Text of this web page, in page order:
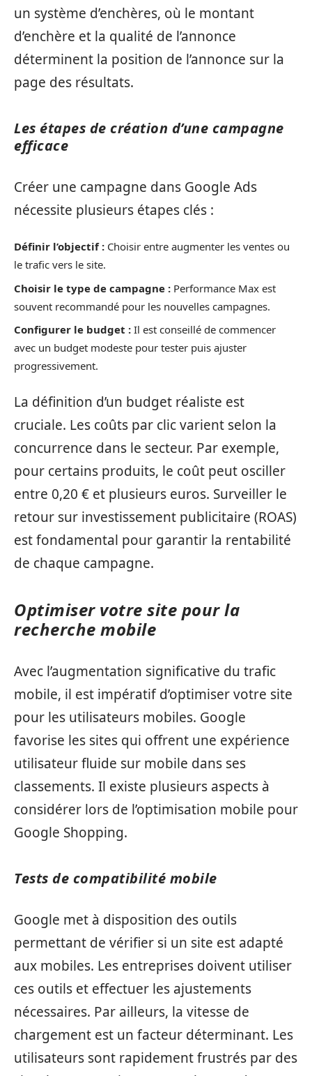
un système d’enchères, où le montant
d’enchère et la qualité de l’annonce
déterminent la position de l’annonce sur la
page des résultats.
Les étapes de création d’une campagne
efficace
Créer une campagne dans Google Ads
nécessite plusieurs étapes clés :
Définir l’objectif : Choisir entre augmenter les ventes ou
le trafic vers le site.
Choisir le type de campagne : Performance Max est
souvent recommandé pour les nouvelles campagnes.
Configurer le budget : Il est conseillé de commencer
avec un budget modeste pour tester puis ajuster
progressivement.
La définition d’un budget réaliste est
cruciale. Les coûts par clic varient selon la
concurrence dans le secteur. Par exemple,
pour certains produits, le coût peut osciller
entre 0,20 € et plusieurs euros. Surveiller le
retour sur investissement publicitaire (ROAS)
est fondamental pour garantir la rentabilité
de chaque campagne.
Optimiser votre site pour la
recherche mobile
Avec l’augmentation significative du trafic
mobile, il est impératif d’optimiser votre site
pour les utilisateurs mobiles. Google
favorise les sites qui offrent une expérience
utilisateur fluide sur mobile dans ses
classements. Il existe plusieurs aspects à
considérer lors de l’optimisation mobile pour
Google Shopping.
Tests de compatibilité mobile
Google met à disposition des outils
permettant de vérifier si un site est adapté
aux mobiles. Les entreprises doivent utiliser
ces outils et effectuer les ajustements
nécessaires. Par ailleurs, la vitesse de
chargement est un facteur déterminant. Les
utilisateurs sont rapidement frustrés par des